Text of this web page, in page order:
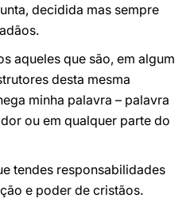
decidida mas sempre
aqueles que são, em algum
desta mesma
minha palavra – palavra
ou em qualquer parte do
tendes responsabilidades
e poder de cristãos.